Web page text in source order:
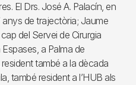
El Drs. José A. Palacín, en
de trajectòria; Jaume
del Servei de Cirurgia
a Palma de
també a la dècada
també resident a l’HUB als